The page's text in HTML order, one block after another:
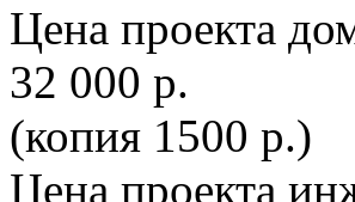
Цена проекта
32 000 р.
(копия 1500 р.)
Цена проекта